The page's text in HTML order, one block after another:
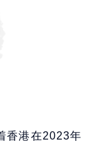
香港在2023年